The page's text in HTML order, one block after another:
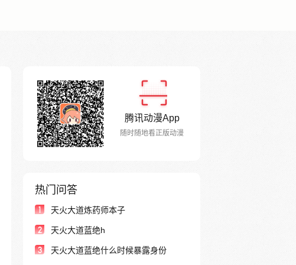
腾讯动漫App
随时随地看正版动漫
热门问答
1 天火大道炼药师本子
2 天火大道蓝绝h
3 天火大道蓝绝什么时候暴露身份